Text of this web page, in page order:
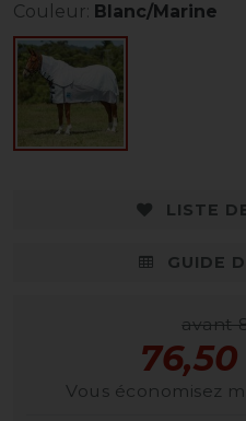
Couleur: Blanc/Marine
LISTE
GUIDE
avant
76,50
Vous économisez